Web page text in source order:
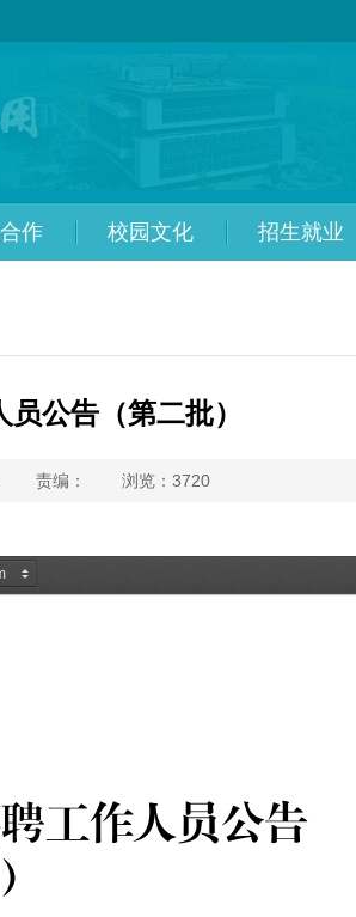
作 校园文化 招生就业
公告（第二批）
责编： 浏览： 3720